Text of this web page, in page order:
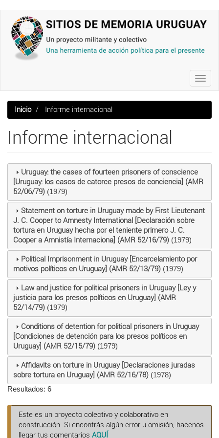
contenido
principal
Inicio Informe internacional
Informe internacional
Uruguay: the cases of fourteen prisoners of conscience
[Uruguay: los casos de catorce presos de conciencia] (AMR
52/06/79)(1979)
Statement on torture in Uruguay made by First Lieutenant
J. C. Cooper to Amnesty International [Declaración sobre
tortura en Uruguay hecha por el teniente primero J. C.
Cooper a Amnistía Internaciona] (AMR 52/16/79)(1979)
Political Imprisonment in Uruguay [Encarcelamiento por
motivos políticos en Uruguay] (AMR 52/13/79)(1979)
Law and justice for political prisoners in Uruguay [Ley y
justicia para los presos políticos en Uruguay] (AMR
52/14/79)(1979)
Conditions of detention for political prisoners in Uruguay
[Condiciones de detención para los presos políticos en
Uruguay] (AMR 52/15/79)(1979)
Affidavits on torture in Uruguay [Declaraciones juradas
sobre tortura en Uruguay] (AMR 52/16/78)(1978)
Resultados: 6
Este es un proyecto colectivo y colaborativo en
construcción. Si encontrás algún error u omisión, hacenos
llegar tus comentarios AQUÍ